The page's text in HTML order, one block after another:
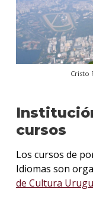
Cristo
cursos
Los cursos de
Idiomas son
de Cultura